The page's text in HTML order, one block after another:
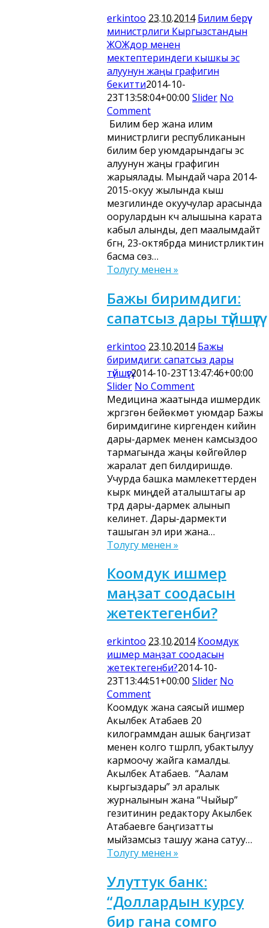
erkintoo 23.10.2014 Билим берүү
министрлиги Кыргызстандын
ЖОЖдор менен
мектептериндеги кышкы эс
алуунун жаңы графигин
бекитти2014-10-
23T13:58:04+00:00 Slider No
Comment
Билим берүү жана илим
министрлиги республиканын
билим берүү уюмдарындагы эс
алуунун жаңы графигин
жарыялады. Мындай чара 2014-
2015-окуу жылында кыш
мезгилинде окуучулар арасында
оорулардын күч алышына карата
кабыл алынды, деп маалымдайт
бүгүн, 23-октябрда министрликтин
басма сөз…
Толугу менен »
Бажы биримдиги:
сапатсыз дары түйшүгү
erkintoo 23.10.2014 Бажы
биримдиги: сапатсыз дары
түйшүгү2014-10-23T13:47:46+00:00
Slider No Comment
Медицина жаатында ишмердик
жүргүзгөн бейөкмөт уюмдар Бажы
биримдигине киргенден кийин
дары-дармек менен камсыздоо
тармагында жаңы көйгөйлөр
жаралат деп билдиришүүдө.
Учурда башка мамлекеттерден
кырк миңдей аталыштагы ар
түрдүү дары-дармек алынып
келинет. Дары-дармекти
ташыган элүү ири жана…
Толугу менен »
Коомдук ишмер
маңзат соодасын
жетектегенби?
erkintoo 23.10.2014 Коомдук
ишмер маңзат соодасын
жетектегенби?2014-10-
23T13:44:51+00:00 Slider No
Comment
Коомдук жана саясый ишмер
Акылбек Атабаев 20
килограммдан ашык баңгизат
менен колго түшүрүлүп, убактылуу
кармоочу жайга камалды.
Акылбек Атабаев. “Аалам
кыргыздары” эл аралык
журналынын жана “Чыйыр”
гезитинин редактору Акылбек
Атабаевге баңгизатты
мыйзамсыз ташуу жана сатуу…
Толугу менен »
Улуттук банк:
“Доллардын курсу
бир гана сомго